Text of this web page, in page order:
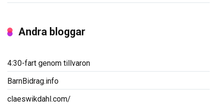
Andra bloggar
4:30-fart genom tillvaron
BarnBidrag.info
claeswikdahl.com/